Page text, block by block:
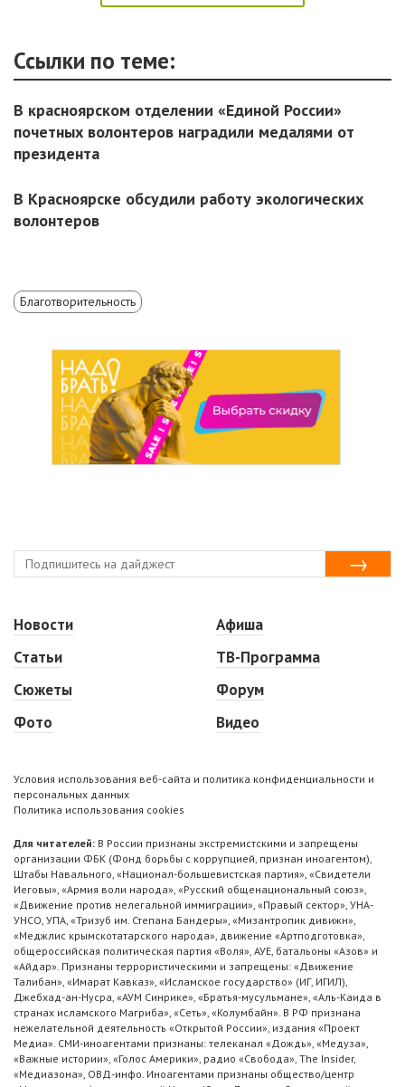
Ссылки по теме:
В красноярском отделении «Единой России»
почетных волонтеров наградили медалями от
президента
В Красноярске обсудили работу экологических
волонтеров
Благотворительность
Новости
Статьи
Сюжеты
Фото
Афиша
ТВ-Программа
Форум
Видео
Условия использования веб-сайта и политика конфиденциальности и
персональных данных
Политика использования cookies
Для читателей: В России признаны экстремистскими и запрещены
организации ФБК (Фонд борьбы с коррупцией, признан иноагентом),
Штабы Навального, «Национал-большевистская партия», «Свидетели
Иеговы», «Армия воли народа», «Русский общенациональный союз»,
«Движение против нелегальной иммиграции», «Правый сектор», УНА-
УНСО, УПА, «Тризуб им. Степана Бандеры», «Мизантропик дивижн»,
«Меджлис крымскотатарского народа», движение «Артподготовка»,
общероссийская политическая партия «Воля», АУЕ, батальоны «Азов» и
«Айдар». Признаны террористическими и запрещены: «Движение
Талибан», «Имарат Кавказ», «Исламское государство» (ИГ, ИГИЛ),
Джебхад-ан-Нусра, «АУМ Синрике», «Братья-мусульмане», «Аль-Каида в
странах исламского Магриба», «Сеть», «Колумбайн». В РФ признана
нежелательной деятельность «Открытой России», издания «Проект
Медиа». СМИ-иноагентами признаны: телеканал «Дождь», «Медуза»,
«Важные истории», «Голос Америки», радио «Свобода», The Insider,
«Медиазона», ОВД-инфо. Иноагентами признаны общество/центр